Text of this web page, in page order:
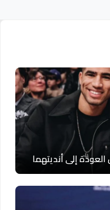
إلى أنديتهما